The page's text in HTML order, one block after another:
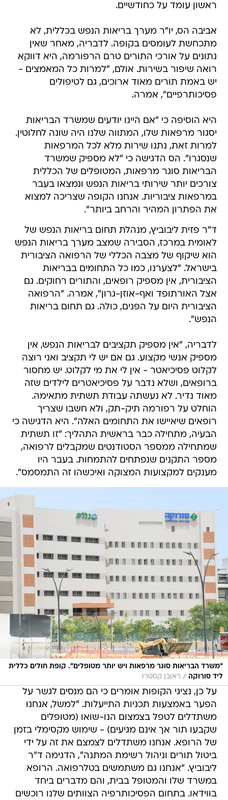
ראשון עומד על כחודשיים.
אביבה הס, יו"ר מערך בריאות הנפש בכללית, לא
מתכחשת לעומסים בקופה. לדבריה, מאחר שאין
נתונים על אורכי התורים טרם הרפורמה, היא דווקא
רואה שיפור בשירות. אולם, "למרות כל המאמצים -
יש באמת תורים מאוד ארוכים, גם לטיפולים
פסיכותרפיים", אמרה.
היא הוסיפה כי "אם היינו יודעים שמשרד הבריאות
יסגור מרפאות שלו, המתווה שלנו היה שונה לחלוטין.
למרות זאת, נתנו שירות מלא לכל המרפאות
שנסגרו". הס הדגישה כי "לא מספיק שמשרד
הבריאות סוגר מרפאות, המטופלים של הכללית
צורכים יותר שירותי בריאות הנפש ונמצאו בעבר
במרפאות ציבוריות. אנחנו הקופה שצריכה למצוא
את הפתרון המהיר והרחב ביותר".
ד"ר פזית ליבוביץ, מנהלת תחום בריאות הנפש של
לאומית במרכז, הסבירה שמצב מערך בריאות הנפש
הוא שיקוף של מצבה הכללי של הרפואה הציבורית
בישראל. "לצערנו, כמו כל התחומים בבריאות
הציבורית, אין מספיק רופאים, והתורים רחוקים. גם
אצל האורתופד ואף-אוזן-גרון", אמרה. "הרפואה
הציבורית היום על הפנים, כולה. גם תחום בריאות
הנפש".
לדבריה, "אין מספיק תקציבים לבריאות הנפש, אין
מספיק אנשי מקצוע. גם אם יש לי תקציב ואני רוצה
לקלוט פסיכיאטר - אין לי את מי לקלוט. יש מחסור
ברופאים, ושלא נדבר על פסיכיאטרים לילדים שזה
מאוד נדיר. לא נעשתה עבודת תשתית מתאימה.
הוחלט על רפורמה תיק-תק, ולא חשבו שצריך
רופאים שיאיישו את התחומים האלה". היא הדגישה כי
הבעיה, מתחילה כבר בראשית התהליך: "זו תשתית
שמתחילה ממספר הסטודנטים שמקבלים לרפואה,
מספר התקנים שנפתחים להתמחות. בעבר היו
מענקים למקצועות המצוקה ואיכשהו זה התמסמס".
"משרד הבריאות סוגר מרפאות ויש יותר מטופלים". קופת חולים כללית
ליד סורוקה / ראובן קסטרו
על כן, נציגי הקופות אומרים כי הם מנסים לגשר על
הפער באמצעות תכניות התייעלות. "למשל, אנחנו
משתדלים לטפל בצמצום הנו-שואו (מטופלים
שקבעו תור אך אינם מגיעים) - שימוש מקסימלי בזמן
של הרופא. אנחנו משתדלים לצמצם את זה על ידי
ביטול תורים וניהול רשימת המתנה", הדגימה ד"ר
ליבוביץ. "אנחנו גם משתמשים בטלרפואה. הרופא
במשרד שלו והמטופל בבית, והם מדברים ביחד
בווידאו. בתחום הפסיכותרפיה הצוותים שלנו רוכשים